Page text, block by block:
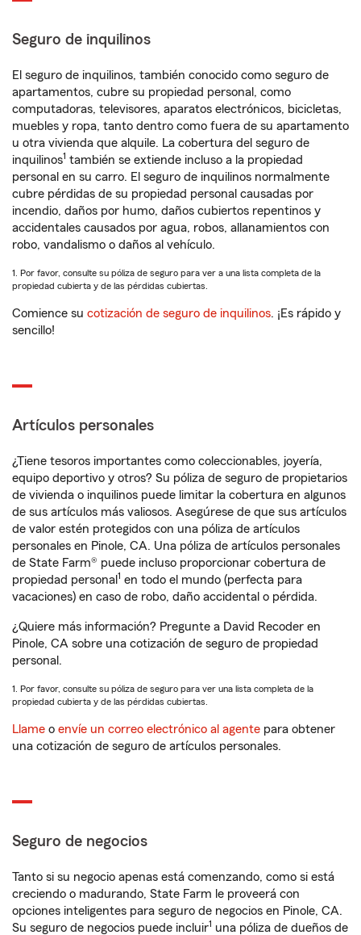
Seguro de inquilinos
El seguro de inquilinos, también conocido como seguro de
apartamentos, cubre su propiedad personal, como
computadoras, televisores, aparatos electrónicos, bicicletas,
muebles y ropa, tanto dentro como fuera de su apartamento
u otra vivienda que alquile. La cobertura del seguro de
inquilinos1 también se extiende incluso a la propiedad
personal en su carro. El seguro de inquilinos normalmente
cubre pérdidas de su propiedad personal causadas por
incendio, daños por humo, daños cubiertos repentinos y
accidentales causados por agua, robos, allanamientos con
robo, vandalismo o daños al vehículo.
1. Por favor, consulte su póliza de seguro para ver a una lista completa de la
propiedad cubierta y de las pérdidas cubiertas.
Comience su cotización de seguro de inquilinos. ¡Es rápido y
sencillo!
Artículos personales
¿Tiene tesoros importantes como coleccionables, joyería,
equipo deportivo y otros? Su póliza de seguro de propietarios
de vivienda o inquilinos puede limitar la cobertura en algunos
de sus artículos más valiosos. Asegúrese de que sus artículos
de valor estén protegidos con una póliza de artículos
personales en Pinole, CA. Una póliza de artículos personales
de State Farm® puede incluso proporcionar cobertura de
propiedad personal 1 en todo el mundo (perfecta para
vacaciones) en caso de robo, daño accidental o pérdida.
¿Quiere más información? Pregunte a David Recoder en
Pinole, CA sobre una cotización de seguro de propiedad
personal.
1. Por favor, consulte su póliza de seguro para ver una lista completa de la
propiedad cubierta y de las pérdidas cubiertas.
Llame o envíe un correo electrónico al agente para obtener
una cotización de seguro de artículos personales.
Seguro de negocios
Tanto si su negocio apenas está comenzando, como si está
creciendo o madurando, State Farm le proveerá con
opciones inteligentes para seguro de negocios en Pinole, CA.
Su seguro de negocios puede incluir1 una póliza de dueños de